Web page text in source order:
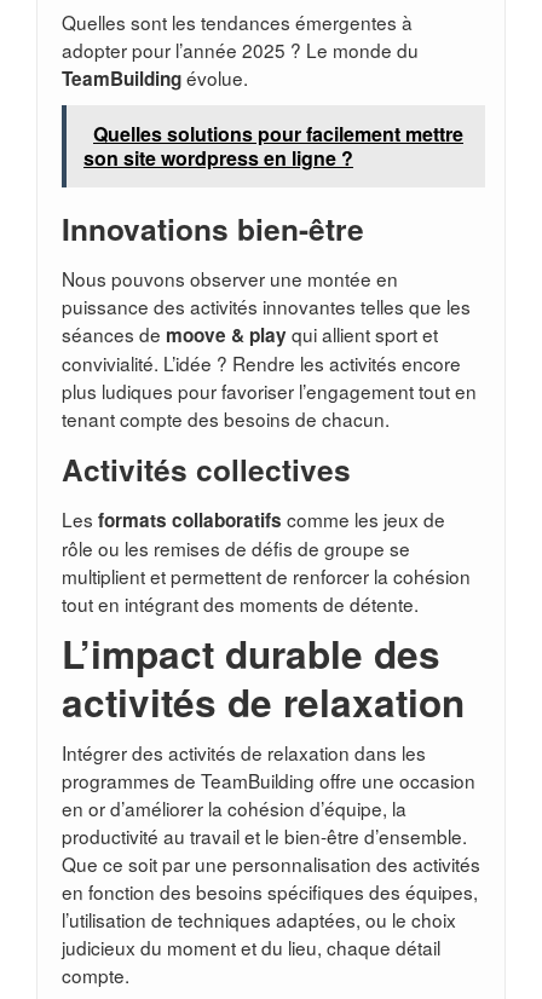
Quelles sont les tendances émergentes à
adopter pour l’année 2025 ? Le monde du
TeamBuildingévolue.
Quelles solutions pour facilement mettre
son site wordpress en ligne ?
Innovations bien-être
Nous pouvons observer une montée en
puissance des activités innovantes telles que les
séances de moove & playqui allient sport et
convivialité. L’idée ? Rendre les activités encore
plus ludiques pour favoriser l’engagement tout en
tenant compte des besoins de chacun.
Activités collectives
Les formats collaboratifs comme les jeux de
rôle ou les remises de défis de groupe se
multiplient et permettent de renforcer la cohésion
tout en intégrant des moments de détente.
L’impact durable des
activités de relaxation
Intégrer des activités de relaxation dans les
programmes de TeamBuilding offre une occasion
en or d’améliorer la cohésion d’équipe, la
productivité au travail et le bien-être d’ensemble.
Que ce soit par une personnalisation des activités
en fonction des besoins spécifiques des équipes,
l’utilisation de techniques adaptées, ou le choix
judicieux du moment et du lieu, chaque détail
compte.